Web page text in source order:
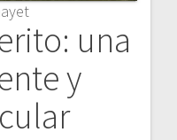
una
y